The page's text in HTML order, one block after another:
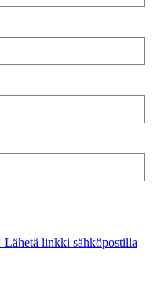
Lähetä linkki sähköpostilla